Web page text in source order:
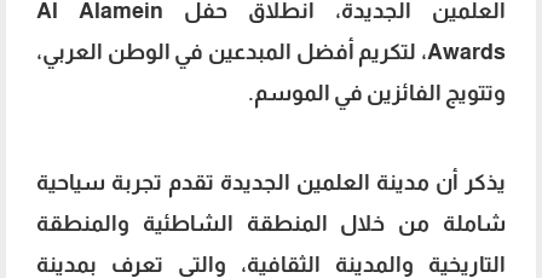
العلمين الجديدة، انطلاق حفل Al Alamein
Awards، لتكريم أفضل المبدعين في الوطن العربي،
وتتويج الفائزين في الموسم.
يذكر أن مدينة العلمين الجديدة تقدم تجربة سياحية
شاملة من خلال المنطقة الشاطئية والمنطقة
التاريخية والمدينة الثقافية، والتى تعرف بمدينة